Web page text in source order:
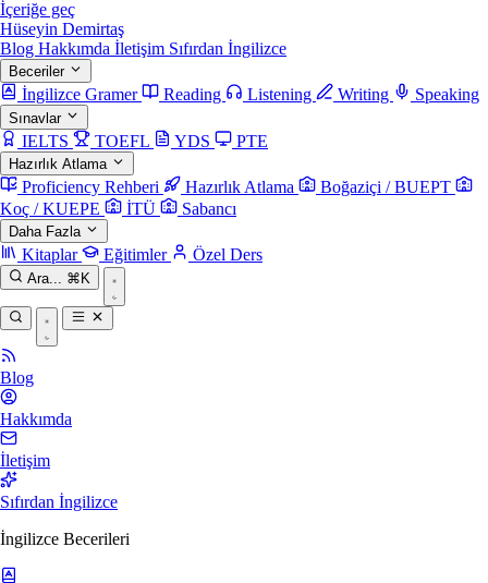
İçeriğe geç
Hüseyin Demirtaş
Blog Hakkımda İletişim Sıfırdan İngilizce
Beceriler
İngilizce Gramer Reading Listening Writing Speaking
Sınavlar
IELTS TOEFL YDS PTE
Hazırlık Atlama
Proficiency Rehberi Hazırlık Atlama
Boğaziçi / BUEPT
Koç / KUEPE
İTÜ Sabancı
Daha Fazla
Kitaplar Eğitimler Özel Ders
Ara... ⌘K
Blog
Hakkımda
İletişim
Sıfırdan İngilizce
İngilizce Becerileri